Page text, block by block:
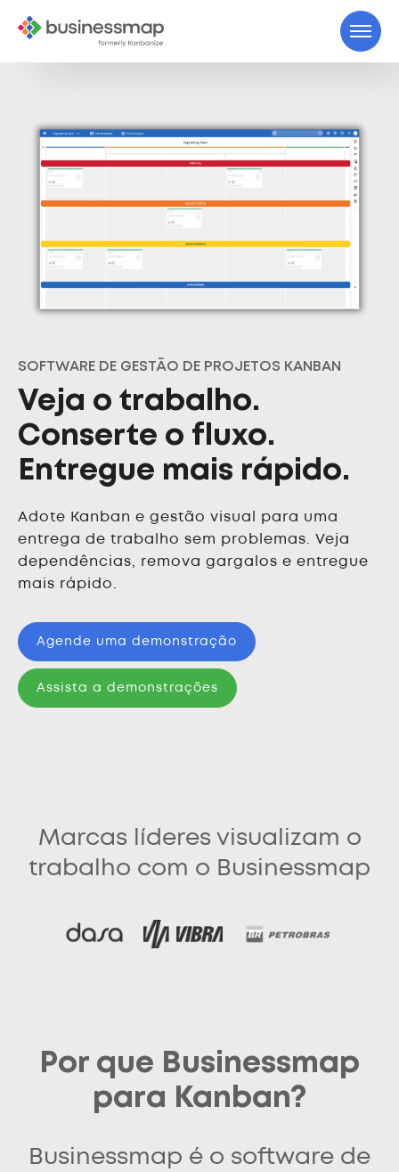
SOFTWARE DE GESTÃO DE PROJETOS KANBAN
Veja o trabalho.
Conserte o fluxo.
Entregue mais rápido.
Adote Kanban e gestão visual para uma
entrega de trabalho sem problemas. Veja
dependências, remova gargalos e entregue
mais rápido.
Agende uma demonstração
Assista a demonstrações
Marcas líderes visualizam o
trabalho com o Businessmap
Por que Businessmap
para Kanban?
Businessmap é o software de